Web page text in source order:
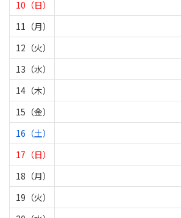
10（日）
11（月）
12（火）
13（水）
14（木）
15（金）
16（土）
17（日）
18（月）
19（火）